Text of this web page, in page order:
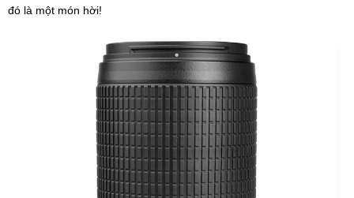
đó là một món hời!